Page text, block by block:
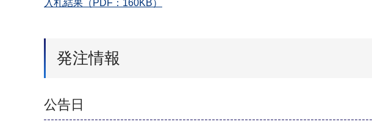
入札結果（PDF：160KB）
発注情報
公告日